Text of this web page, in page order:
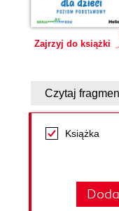
Zajrzyj do książki
Czytaj
Książka